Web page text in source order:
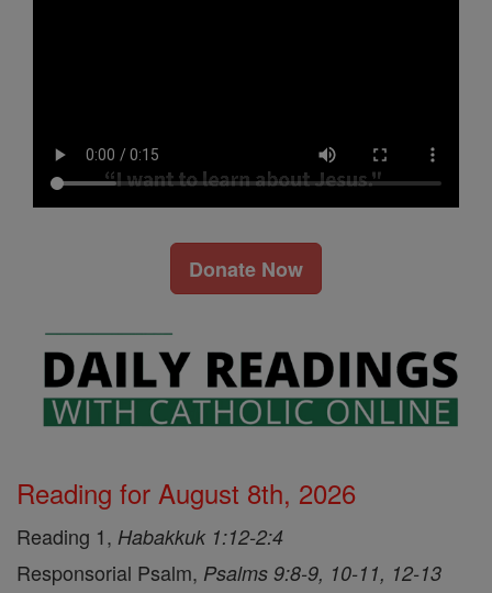
Donate Now
Reading for August 8th, 2026
Reading 1, Habakkuk 1:12-2:4
Responsorial Psalm, Psalms 9:8-9, 10-11, 12-13